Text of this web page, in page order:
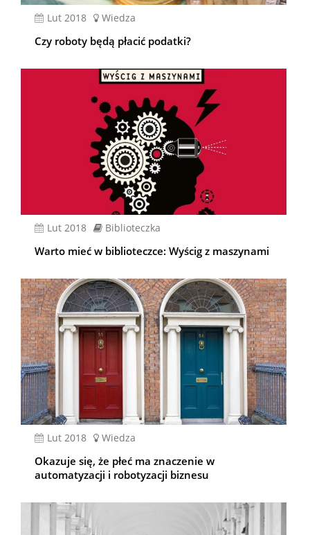
lut 2018 Wiedza
Czy roboty będą płacić podatki?
lut 2018 Biblioteczka
Warto mieć w biblioteczce: Wyścig z maszynami
lut 2018 Wiedza
Okazuje się, że płeć ma znaczenie w
automatyzacji i robotyzacji biznesu